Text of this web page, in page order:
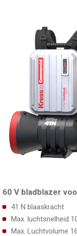
60 V bladblazer
41 N blaaskracht
Max. luchtsnelheid
Max. Luchtvolume